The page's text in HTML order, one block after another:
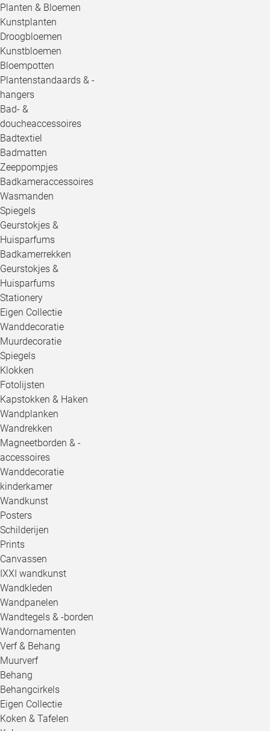
Planten & Bloemen
Kunstplanten
Droogbloemen
Kunstbloemen
Bloempotten
Plantenstandaards & -
hangers
Bad- &
doucheaccessoires
Badtextiel
Badmatten
Zeeppompjes
Badkameraccessoires
Wasmanden
Spiegels
Geurstokjes &
Huisparfums
Badkamerrekken
Geurstokjes &
Huisparfums
Stationery
Eigen Collectie
Wanddecoratie
Muurdecoratie
Spiegels
Klokken
Fotolijsten
Kapstokken & Haken
Wandplanken
Wandrekken
Magneetborden & -
accessoires
Wanddecoratie
kinderkamer
Wandkunst
Posters
Schilderijen
Prints
Canvassen
IXXI wandkunst
Wandkleden
Wandpanelen
Wandtegels & -borden
Wandornamenten
Verf & Behang
Muurverf
Behang
Behangcirkels
Eigen Collectie
Koken & Tafelen